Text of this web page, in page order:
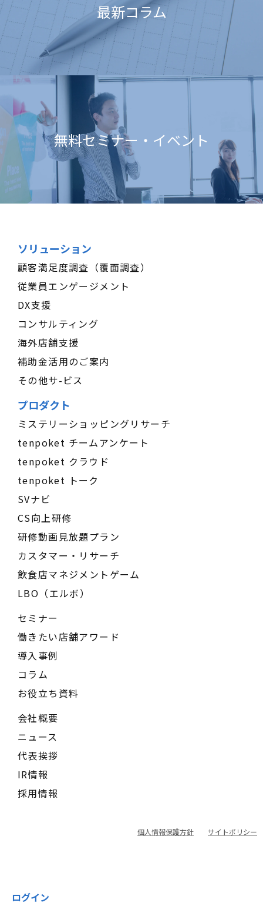
最新コラム
無料セミナー・イベント
ソリューション
顧客満足度調査（覆面調査）
従業員エンゲージメント
DX支援
コンサルティング
海外店舗支援
補助金活用のご案内
その他サ-ビス
プロダクト
ミステリーショッピングリサーチ
tenpoket チームアンケート
tenpoket クラウド
tenpoket トーク
SVナビ
CS向上研修
研修動画見放題プラン
カスタマー・リサーチ
飲食店マネジメントゲーム
LBO（エルボ）
セミナー
働きたい店舗アワード
導入事例
コラム
お役立ち資料
会社概要
ニュース
代表挨拶
IR情報
採用情報
個人情報保護方針 サイトポリシー
ログイン